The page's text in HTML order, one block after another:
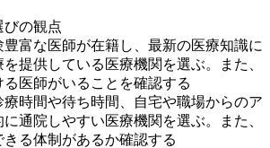
びの観点
富な医師が在籍し、最新の医療知識に
提供している医療機関を選ぶ。また、
医師がいることを確認する
時間や待ち時間、自宅や職場からのア
通院しやすい医療機関を選ぶ。また、
る体制があるか確認する